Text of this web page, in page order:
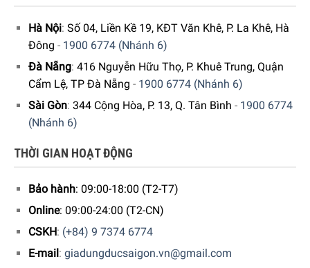
Hiện tại sản phẩm đang được bày bán tại
quốc. Quý vị hãy gọi điện trực tiếp vào Hotline:
tiết và đặt mua sản phẩm. Hoặc đặt hàng trực tiếp trên
website. Nhân viên tổng đài của Gia Dụng Đức Sài Gòn sẽ
gọi lại để xác nhận đơn hàng với quý khách.
Hà Nội: Số 04, Liền Kề 19, KĐT Văn Khê, P. La Khê, Hà
Đông - 1900 6774 (Nhánh 6)
Đà Nẵng: 416 Nguyễn Hữu Thọ, P. Khuê Trung, Quận
Cẩm Lệ, TP Đà Nẵng - 1900 6774 (Nhánh 6)
Sài Gòn: 344 Cộng Hòa, P. 13, Q. Tân Bình - 1900 6774
(Nhánh 6)
THỜI GIAN HOẠT ĐỘNG
Bảo hành: 09:00-18:00 (T2-T7)
Online: 09:00-24:00 (T2-CN)
CSKH: (+84) 9 7374 6774
E-mail : giadungducsaigon.vn@gmail.com